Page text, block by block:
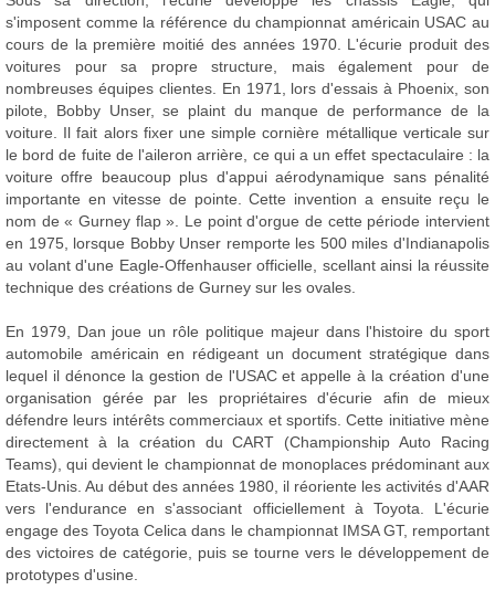
s'imposent comme la référence du championnat américain USAC au
cours de la première moitié des années 1970. L'écurie produit des
voitures pour sa propre structure, mais également pour de
nombreuses équipes clientes. En 1971, lors d'essais à Phoenix, son
pilote, Bobby Unser, se plaint du manque de performance de la
voiture. Il fait alors fixer une simple cornière métallique verticale sur
le bord de fuite de l'aileron arrière, ce qui a un effet spectaculaire : la
voiture offre beaucoup plus d'appui aérodynamique sans pénalité
importante en vitesse de pointe. Cette invention a ensuite reçu le
nom de « Gurney flap ». Le point d'orgue de cette période intervient
en 1975, lorsque Bobby Unser remporte les 500 miles d'Indianapolis
au volant d'une Eagle-Offenhauser officielle, scellant ainsi la réussite
technique des créations de Gurney sur les ovales.
En 1979, Dan joue un rôle politique majeur dans l'histoire du sport
automobile américain en rédigeant un document stratégique dans
lequel il dénonce la gestion de l'USAC et appelle à la création d'une
organisation gérée par les propriétaires d'écurie afin de mieux
défendre leurs intérêts commerciaux et sportifs. Cette initiative mène
directement à la création du CART (Championship Auto Racing
Teams), qui devient le championnat de monoplaces prédominant aux
Etats-Unis. Au début des années 1980, il réoriente les activités d'AAR
vers l'endurance en s'associant officiellement à Toyota. L'écurie
engage des Toyota Celica dans le championnat IMSA GT, remportant
des victoires de catégorie, puis se tourne vers le développement de
prototypes d'usine.